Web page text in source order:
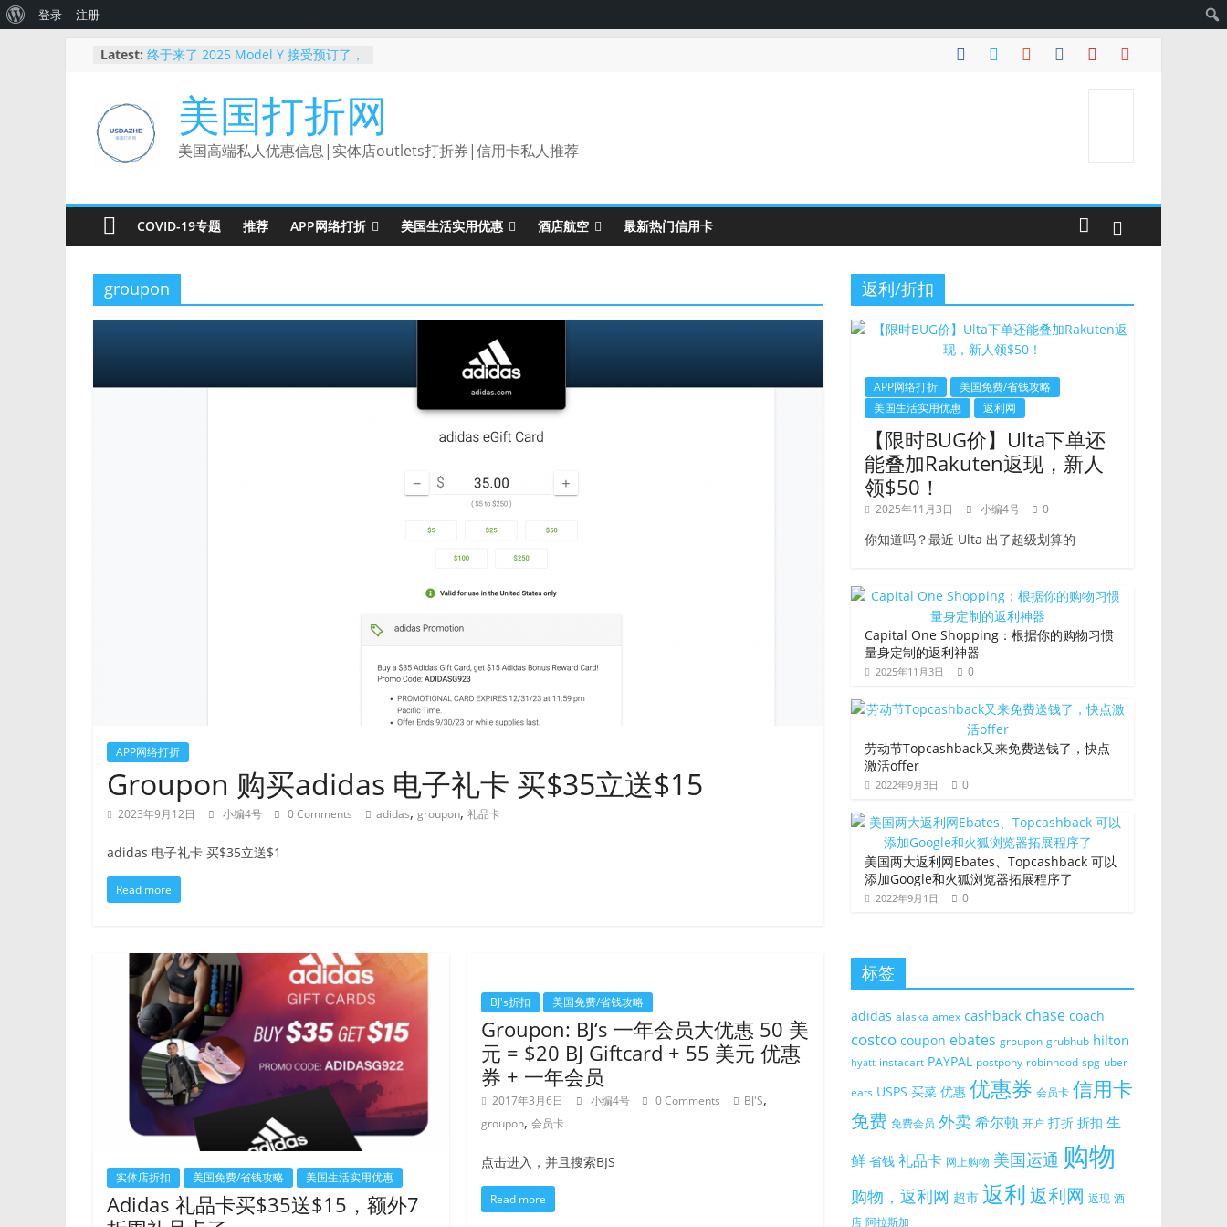
登录 注册
Latest: 终于来了 2025 Model Y 接受预订了，
2025 最新｜如何免费体验 Tesla 自动
驾驶？使用推荐链接还能领额外优惠！
【限时BUG价】Ulta下单还能叠加
Rakuten返现，新人领$50！
Capital One Shopping：根据你的购
💳【重磅新品】Robinhood Gold 信用
卡上线：3%返现、5%旅行返现，还有
纯金限量卡！
美国打折网
美国高端私人优惠信息|实体店outlets打折券|信用卡私人推荐
COVID-19专题 推荐 APP网络打折 美国生活实用优惠 酒店航空 最新热门信用卡
groupon
APP网络打折
Groupon 购买adidas 电子礼卡 买$35立送$15
2023年9月12日 小编4号 0 Comments adidas, groupon, 礼品卡
adidas 电子礼卡 买$35立送$1
Read more
实体店折扣 美国免费/省钱攻略 美国生活实用优惠
Adidas 礼品卡买$35送$15，额外7
BJ's折扣 美国免费/省钱攻略
Groupon: BJ‘s 一年会员大优惠 50 美
元 = $20 BJ Giftcard + 55 美元 优惠
券 + 一年会员
2017年3月6日 小编4号 0 Comments BJ'S,
groupon,会员卡
点击进入，并且搜索BJS
Read more
返利/折扣
APP网络打折
美国免费/省钱攻略
美国生活实用优惠
返利网
【限时BUG价】Ulta下单还
能叠加Rakuten返现，新人
领$50！
2025年11月3日 小编4号 0
你知道吗？最近 Ulta 出了超级划算的
Capital One Shopping：根据你的购物习惯
量身定制的返利神器
2025年11月3日 0
劳动节Topcashback又来免费送钱了，快点
激活offer
2022年9月3日 0
美国两大返利网Ebates、Topcashback 可以
添加Google和火狐浏览器拓展程序了
2022年9月1日 0
标签
adidas alaska amex cashback chase coach
costco coupon ebates groupon grubhub hilton
hyatt instacart PAYPAL postpony robinhood spg uber
eats USPS 买菜 优惠 优惠券 会员卡 信用卡
免费 免费会员 外卖希尔顿 开户 打折 折扣 生
鲜 省钱 礼品卡 网上购物 美国运通 购物
购物，返利网 超市 返利返利网 返现 酒
店 阿拉斯加